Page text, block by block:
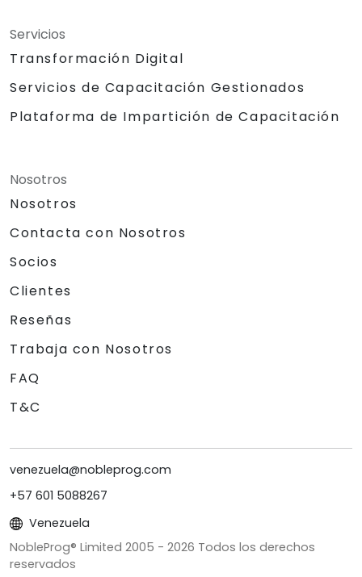
Servicios
Transformación Digital
Servicios de Capacitación Gestionados
Plataforma de Impartición de Capacitación
Nosotros
Nosotros
Contacta con Nosotros
Socios
Clientes
Reseñas
Trabaja con Nosotros
FAQ
T&C
venezuela@nobleprog.com
+57 601 5088267
Venezuela
NobleProg® Limited 2005 - 2026 Todos los derechos
reservados